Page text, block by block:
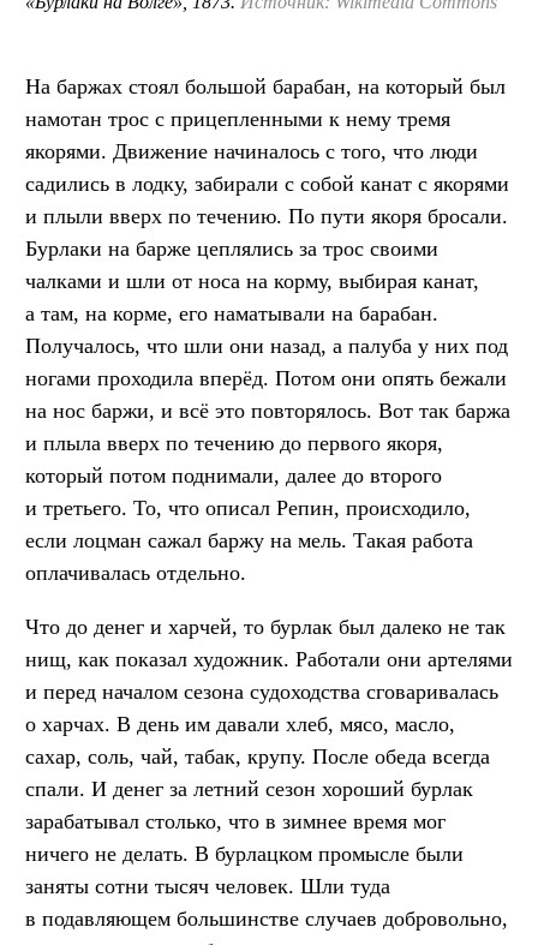
На баржах стоял большой барабан, на который был
намотан трос с прицепленными к нему тремя
якорями. Движение начиналось с того, что люди
садились в лодку, забирали с собой канат с якорями
и плыли вверх по течению. По пути якоря бросали.
Бурлаки на барже цеплялись за трос своими
чалками и шли от носа на корму, выбирая канат,
а там, на корме, его наматывали на барабан.
Получалось, что шли они назад, а палуба у них под
ногами проходила вперёд. Потом они опять бежали
на нос баржи, и всё это повторялось. Вот так баржа
и плыла вверх по течению до первого якоря,
который потом поднимали, далее до второго
и третьего. То, что описал Репин, происходило,
если лоцман сажал баржу на мель. Такая работа
оплачивалась отдельно.
Что до денег и харчей, то бурлак был далеко не так
нищ, как показал художник. Работали они артелями
и перед началом сезона судоходства сговаривалась
о харчах. В день им давали хлеб, мясо, масло,
сахар, соль, чай, табак, крупу. После обеда всегда
спали. И денег за летний сезон хороший бурлак
зарабатывал столько, что в зимнее время мог
ничего не делать. В бурлацком промысле были
заняты сотни тысяч человек. Шли туда
в подавляющем большинстве случаев добровольно,